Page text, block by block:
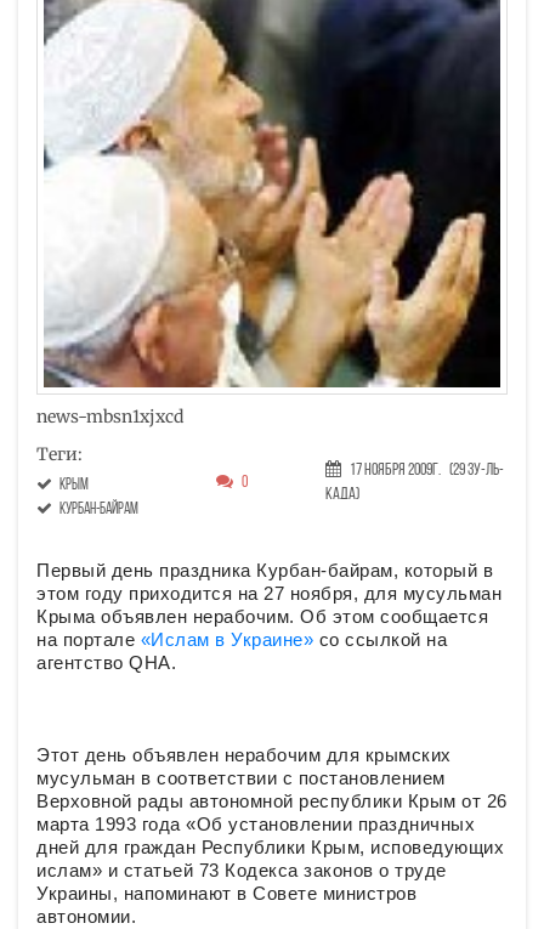
news-mbsn1xjxcd
Теги:
Крым
курбан-байрам
0
17 Ноября 2009г. (29 Зу-ль-
када)
Первый день праздника Курбан-байрам, который в
этом году приходится на 27 ноября, для мусульман
Крыма объявлен нерабочим. Об этом сообщается
на портале «Ислам в Украине» со ссылкой на
агентство QHA.
Этот день объявлен нерабочим для крымских
мусульман в соответствии с постановлением
Верховной рады автономной республики Крым от 26
марта 1993 года «Об установлении праздничных
дней для граждан Республики Крым, исповедующих
ислам» и статьей 73 Кодекса законов о труде
Украины, напоминают в Совете министров
автономии.